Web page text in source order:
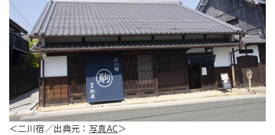
＜二川宿／出典元： 写真AC＞